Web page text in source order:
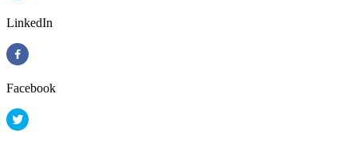
LinkedIn
Facebook